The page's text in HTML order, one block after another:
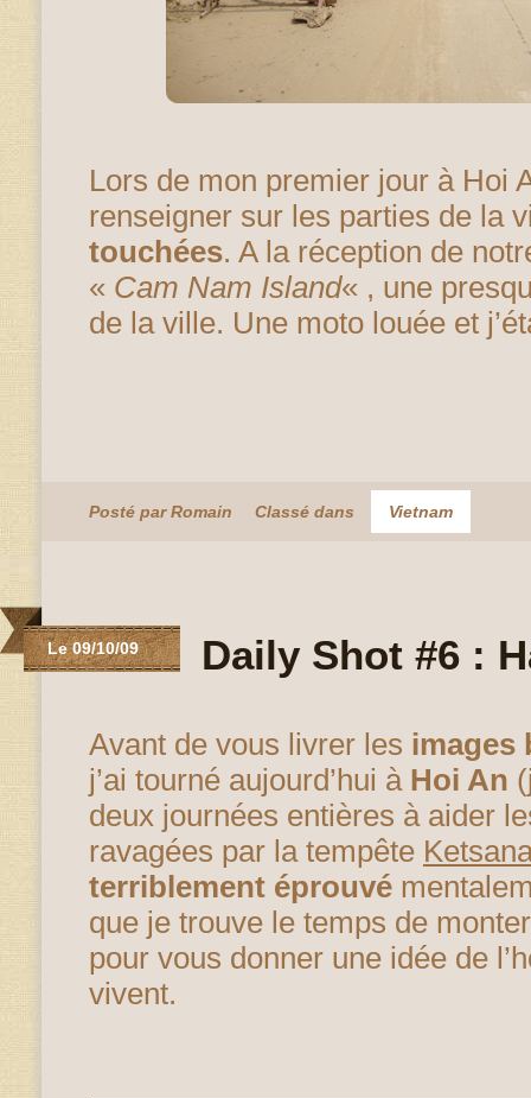
Lors de mon premier jour à Hoi
renseigner sur les parties de la
touchées. A la réception de
« Cam Nam Island« , une
de la ville. Une moto louée et
Posté par Romain Classé dans Vietnam
Le 09/10/09 Daily Shot #6 :
Avant de vous livrer les images
j’ai tourné aujourd’hui à Hoi An
deux journées entières à aider
ravagées par la tempête
terriblement éprouvé
que je trouve le temps de
pour vous donner une idée de
vivent.